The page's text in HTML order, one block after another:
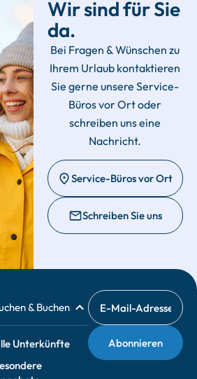
Wir sind für Sie
Ihrem Urlaub kontaktieren
Sie gerne unsere Service-
Büros vor Ort oder
schreiben uns eine